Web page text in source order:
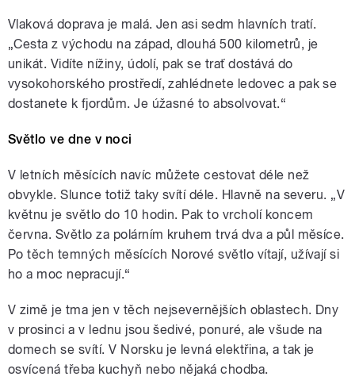
Vlaková doprava je malá. Jen asi sedm hlavních tratí.
„Cesta z východu na západ, dlouhá 500 kilometrů, je
unikát. Vidíte nížiny, údolí, pak se trať dostává do
vysokohorského prostředí, zahlédnete ledovec a pak se
dostanete k fjordům. Je úžasné to absolvovat.“
Světlo ve dne v noci
V letních měsících navíc můžete cestovat déle než
obvykle. Slunce totiž taky svítí déle. Hlavně na severu. „V
květnu je světlo do 10 hodin. Pak to vrcholí koncem
června. Světlo za polárním kruhem trvá dva a půl měsíce.
Po těch temných měsících Norové světlo vítají, užívají si
ho a moc nepracují.“
V zimě je tma jen v těch nejsevernějších oblastech. Dny
v prosinci a v lednu jsou šedivé, ponuré, ale všude na
domech se svítí. V Norsku je levná elektřina, a tak je
osvícená třeba kuchyň nebo nějaká chodba.